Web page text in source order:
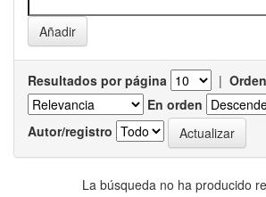
Resultados por página |
En orden
Autor/registro
La búsqueda no ha producido